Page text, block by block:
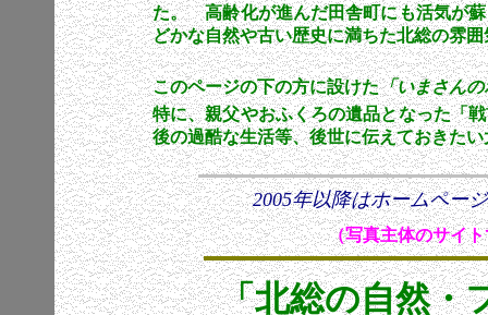
た。 高齢化が進んだ田舎町にも活気が
どかな自然や古い歴史に満ちた北総の雰
このページの下の方に設けた「いまさん
特に、親父やおふくろの遺品となった「
後の過酷な生活等、後世に伝えておきた
2005年以降はホームペー
（写真主体のサイ
「北総の自然